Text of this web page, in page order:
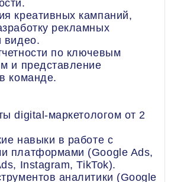
креативных кампаний,
рекламных
видео.
по ключевым
и представление
команде.
digital-маркетологом от 2
навыки в работе с
платформами (Google Ads,
Instagram, TikTok).
аналитики (Google